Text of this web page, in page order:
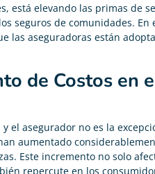
está elevando las primas de
seguros de comunidades. En
las aseguradoras están
de Costos en
el asegurador no es la
aumentado
Este incremento no solo
repercute en los